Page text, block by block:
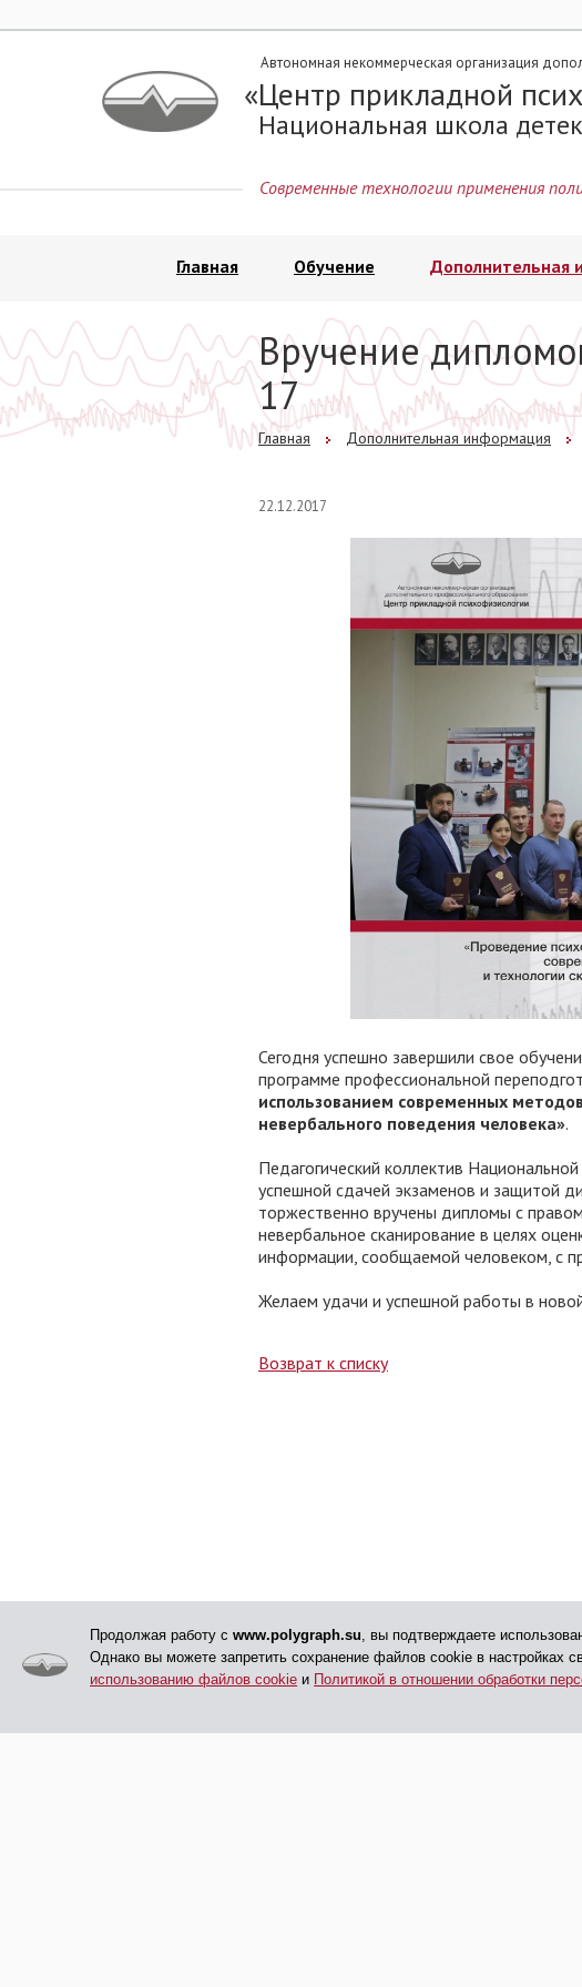
Автономная некоммерческая организация
Центр прикладной
Национальная школа
Современные технологии применения
Главная Обучение Дополнительная
Вручение
17
Главная Дополнительная информация
22.12.2017
Сегодня успешно завершили свое
программе профессиональной
использованием современных
невербального поведения человека».
Педагогический коллектив
успешной сдачей экзаменов и защитой
торжественно вручены дипломы с
невербальное сканирование в целях
информации, сообщаемой человеком, с
Желаем удачи и успешной работы в
Возврат к списку
Продолжая работу сwww.polygraph.su, вы подтверждаете
Однако вы можете запретить сохранение файлов cookie в настройках
использованию файлов cookie и Политикой в отношении обработки